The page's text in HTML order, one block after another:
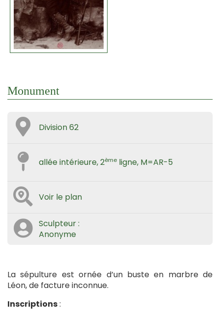
Monument
Division 62
allée intérieure, 2ème ligne, M=AR-5
Voir le plan
Sculpteur :
Anonyme
La sépulture est ornée d’un buste en marbre de
Léon, de facture inconnue.
Inscriptions: